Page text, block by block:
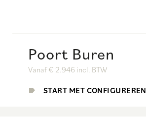
Poort Buren
Vanaf € 2.946 incl. BTW
START MET CONFIGUREREN